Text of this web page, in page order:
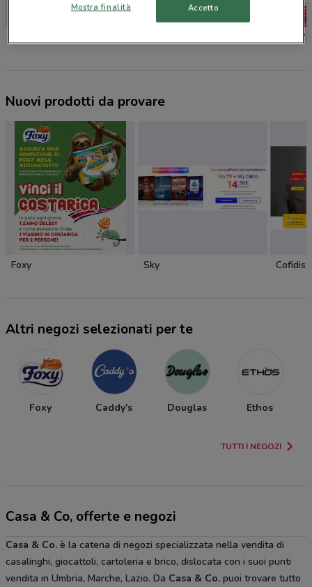
Caddy's
Nuovi prodotti da provare
Foxy Sky Cofidis
Altri negozi selezionati per te
Foxy Caddy's Douglas Ethos
TUTTI I NEGOZI
Casa & Co, offerte e negozi
Casa & Co. è la catena di negozi specializzata nella vendita di
casalinghi, giocattoli, cartoleria e brico, dislocata con i suoi punti
vendita in Umbria, Marche, Lazio. Da Casa & Co. puoi trovare tutto
Mostra finalità Accetto